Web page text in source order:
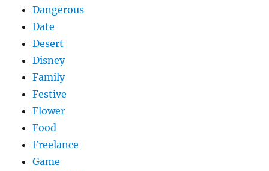
Dangerous
Date
Desert
Disney
Family
Festive
Flower
Food
Freelance
Game